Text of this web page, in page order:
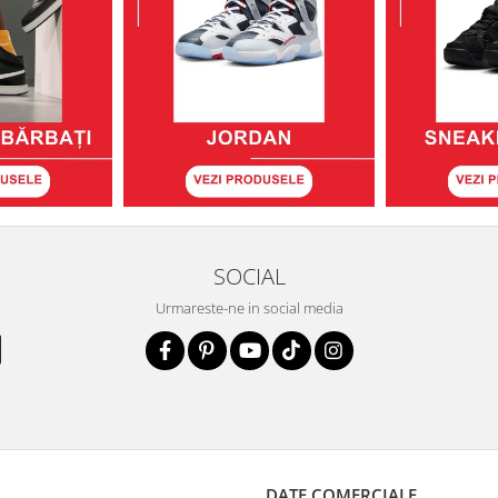
SOCIAL
Urmareste-ne in social media